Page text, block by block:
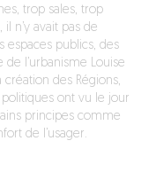
trop sales, trop
il n’y avait pas de
espaces publics, des
de l’urbanisme Louise
des Régions,
ont vu le jour
principes comme
de l’usager.